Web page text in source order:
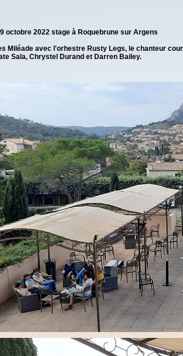
octobre 2022 stage à Roquebrune sur Argens
Miléade avec l'orhestre Rusty Legs, le chanteur
Sala, Chrystel Durand et Darren Bailey.